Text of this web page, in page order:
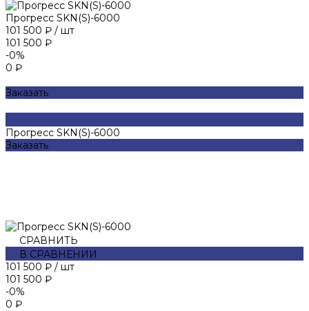
Прогресс SKN(S)-6000
101 500 ₽ / шт
101 500 ₽
-0%
0 ₽
Заказать
Прогресс SKN(S)-6000
Заказать
СРАВНИТЬ
В СРАВНЕНИИ
101 500 ₽ / шт
101 500 ₽
-0%
0 ₽